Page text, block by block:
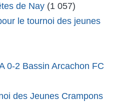
de Nay (1 057)
le tournoi des jeunes
0-2 Bassin Arcachon FC
des Jeunes Crampons